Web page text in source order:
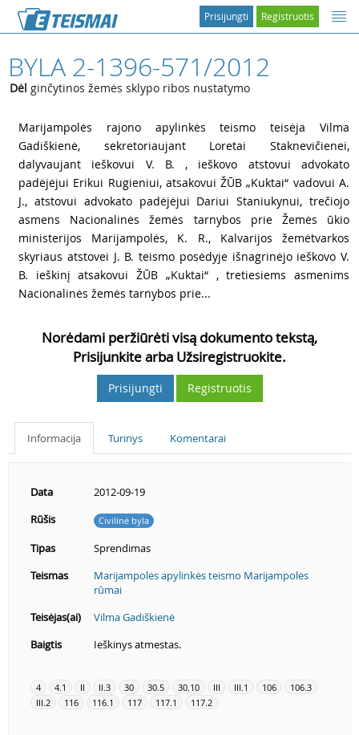
Registruotis
Prisijungti
BYLA 2-1396-571/2012
Dėl ginčytinos žemės sklypo ribos nustatymo
Marijampolės rajono apylinkės teismo teisėja Vilma
Gadiškienė, sekretoriaujant Loretai Staknevičienei,
dalyvaujant ieškovui V. B. , ieškovo atstovui advokato
padėjėjui Erikui Rugieniui, atsakovui ŽŪB „Kuktai“ vadovui A.
J., atstovui advokato padėjėjui Dariui Staniukynui, trečiojo
asmens Nacionalinės žemės tarnybos prie Žemės ūkio
ministerijos Marijampolės, K. R., Kalvarijos žemėtvarkos
skyriaus atstovei J. B. teismo posėdyje išnagrinėjo ieškovo V.
B. ieškinį atsakovui ŽŪB „Kuktai“ , tretiesiems asmenims
Nacionalinės žemės tarnybos prie...
Norėdami peržiūrėti visą dokumento tekstą,
Prisijunkite arba Užsiregistruokite.
Prisijungti Registruotis
Informacija Turinys Komentarai
Data
2012-09-19
Rūšis
Civilinė byla
Tipas
Sprendimas
Teismas
Marijampolės apylinkės teismo Marijampolės
rūmai
Teisėjas(ai)
Vilma Gadiškienė
Baigtis
Ieškinys atmestas.
4 4.1 II II.3 30 30.5 30.10 III III.1 106
106.3
III.2
116 116.1 117 117.1 117.2